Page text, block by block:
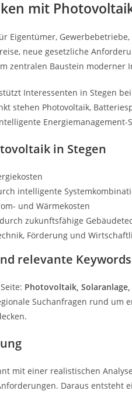
mit
Eigentümer,
neue gesetzliche
zentralen Baustein moderner
Interessenten in Stegen
stehen Photovoltaik,
Energiemanagement-
in Stegen
intelligente
und Wärmekosten
zukunftsfähige
Förderung und
relevante Keywords
Photovoltaik,
Suchanfragen rund um
mit einer realistischen
Daraus entsteht